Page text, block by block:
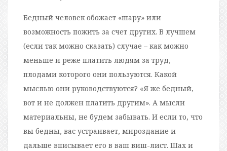
Бедный человек обожает «шару» или
возможность пожить за счет других. В лучшем
(если так можно сказать) случае – как можно
меньше и реже платить людям за труд,
плодами которого они пользуются. Какой
мыслью они руководствуются? «Я же бедный,
вот и не должен платить другим». А мысли
материальны, не будем забывать. И если то, что
вы бедны, вас устраивает, мироздание и
дальше вписывает его в ваш виш-лист. Шах и